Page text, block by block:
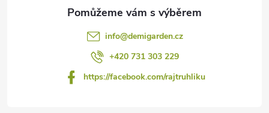
info@demigarden.cz
+420 731 303 229
https://facebook.com/rajtruhliku